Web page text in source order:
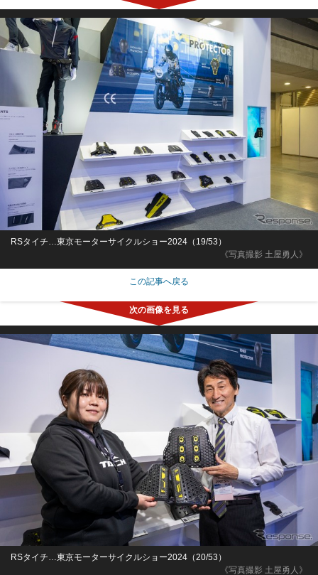
《写真撮影 土屋勇人》
RSタイチ…東京モーターサイクルショー2024（19/53）
この記事へ戻る
《写真撮影 土屋勇人》
RSタイチ…東京モーターサイクルショー2024（20/53）